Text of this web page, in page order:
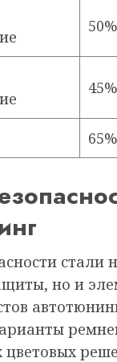
50%
45%
65%
стали
но и
цветовых